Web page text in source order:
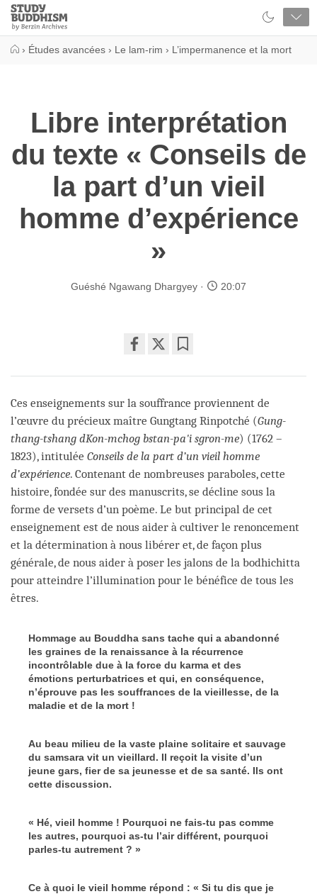
Close
Study
Buddhism
Home
› Études avancées › Le lam-rim › L’impermanence et la mort
Libre interprétation
du texte « Conseils de
la part d’un vieil
homme d’expérience
»
Guéshé Ngawang Dhargyey 20:07
on
facebook
Ces enseignements sur la souffrance proviennent de
l’œuvre du précieux maître Gungtang Rinpotché (Gung-
thang-tshang dKon-mchog bstan-pa'i sgron-me) (1762 –
1823), intitulée Conseils de la part d’un vieil homme
d’expérience. Contenant de nombreuses paraboles, cette
histoire, fondée sur des manuscrits, se décline sous la
forme de versets d’un poème. Le but principal de cet
enseignement est de nous aider à cultiver le renoncement
et la détermination à nous libérer et, de façon plus
générale, de nous aider à poser les jalons de la bodhichitta
pour atteindre l’illumination pour le bénéfice de tous les
êtres.
Hommage au Bouddha sans tache qui a abandonné
les graines de la renaissance à la récurrence
incontrôlable due à la force du karma et des
émotions perturbatrices et qui, en conséquence,
n’éprouve pas les souffrances de la vieillesse, de la
maladie et de la mort !
Au beau milieu de la vaste plaine solitaire et sauvage
du samsara vit un vieillard. Il reçoit la visite d’un
jeune gars, fier de sa jeunesse et de sa santé. Ils ont
cette discussion.
« Hé, vieil homme ! Pourquoi ne fais-tu pas comme
les autres, pourquoi as-tu l’air différent, pourquoi
parles-tu autrement ? »
Ce à quoi le vieil homme répond : « Si tu dis que je